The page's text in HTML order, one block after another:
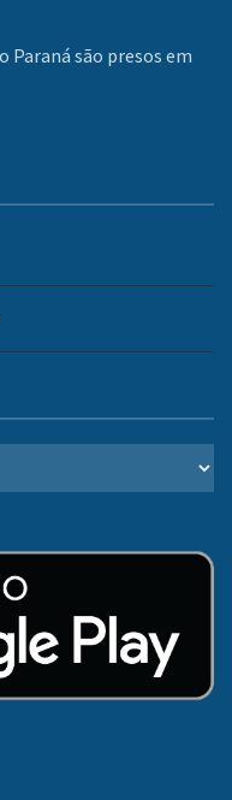
Paraná são presos em